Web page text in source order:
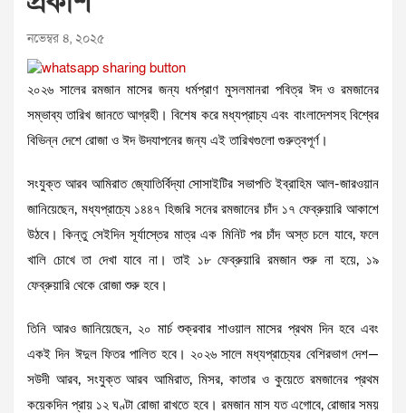
নভেম্বর ৪, ২০২৫
২০২৬ সালের রমজান মাসের জন্য ধর্মপ্রাণ মুসলমানরা পবিত্র ঈদ ও রমজানের
সম্ভাব্য তারিখ জানতে আগ্রহী। বিশেষ করে মধ্যপ্রাচ্য এবং বাংলাদেশসহ বিশ্বের
বিভিন্ন দেশে রোজা ও ঈদ উদযাপনের জন্য এই তারিখগুলো গুরুত্বপূর্ণ।
সংযুক্ত আরব আমিরাত জ্যোতির্বিদ্যা সোসাইটির সভাপতি ইব্রাহিম আল-জারওয়ান
জানিয়েছেন, মধ্যপ্রাচ্যে ১৪৪৭ হিজরি সনের রমজানের চাঁদ ১৭ ফেব্রুয়ারি আকাশে
উঠবে। কিন্তু সেইদিন সূর্যাস্তের মাত্র এক মিনিট পর চাঁদ অস্ত চলে যাবে, ফলে
খালি চোখে তা দেখা যাবে না। তাই ১৮ ফেব্রুয়ারি রমজান শুরু না হয়ে, ১৯
ফেব্রুয়ারি থেকে রোজা শুরু হবে।
তিনি আরও জানিয়েছেন, ২০ মার্চ শুক্রবার শাওয়াল মাসের প্রথম দিন হবে এবং
একই দিন ঈদুল ফিতর পালিত হবে। ২০২৬ সালে মধ্যপ্রাচ্যের বেশিরভাগ দেশ—
সউদী আরব, সংযুক্ত আরব আমিরাত, মিসর, কাতার ও কুয়েতে রমজানের প্রথম
কয়েকদিন প্রায় ১২ ঘণ্টা রোজা রাখতে হবে। রমজান মাস যত এগোবে, রোজার সময়